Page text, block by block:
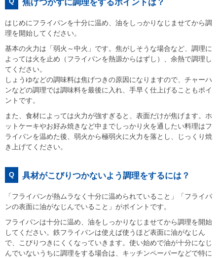
焦げつかずに調理をするポイントは？
はじめにフライパンを十分に温め、油をしっかりなじませてから調
理を開始してください。
基本の火力は「弱火～中火」です。焦がしそうな場合など、調理に
よっては火を止め（フライパンを熱源からはずし）、余熱で調理し
てください。
しょうゆなどの調味料は焦げつきの原因になりますので、チャーハ
ンなどの調理では調味料を最後に入れ、手早く仕上げることもポイ
ントです。
また、食材によっては火力が強すぎると、表面だけが焦げます。ホ
ットケーキやお好み焼きなど中までしっかり火を通したい料理はフ
ライパンを温めた後、弱火から極弱火に火力を落とし、じっくり焼
き上げてください。
Q 具材がこびりつかないよう調理をするには？
「フライパンが熱ムラなく十分に温められていること」「フライパ
ンの表面に油がなじんでいること」がポイントです。
フライパンは十分に温め、油をしっかりなじませてから調理を開始
してください。鉄フライパンは使えば使うほど表面に油がなじん
で、こびりつきにくくなっていきます。使い始めで油が十分になじ
んでいないうちに調理をする場合は、キッチンペーパーなどで特に